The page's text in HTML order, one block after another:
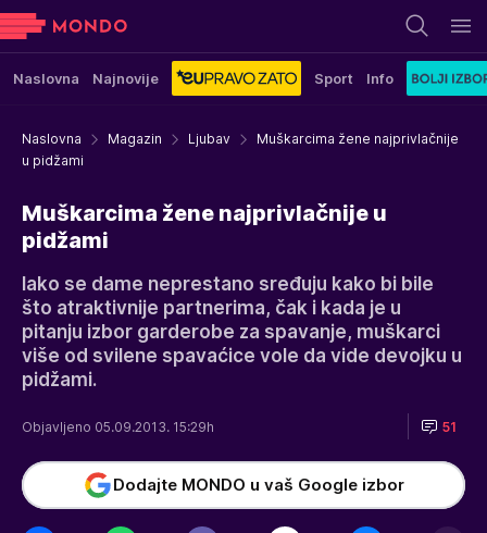
Naslovna Najnovije Sport Info
Naslovna Magazin Ljubav
Muškarcima žene najprivlačnije
u pidžami
Muškarcima žene najprivlačnije u
pidžami
Iako se dame neprestano sređuju kako bi bile
što atraktivnije partnerima, čak i kada je u
pitanju izbor garderobe za spavanje, muškarci
više od svilene spavaćice vole da vide devojku u
pidžami.
Objavljeno 05.09.2013. 15:29h 51
Dodajte MONDO u vaš Google izbor